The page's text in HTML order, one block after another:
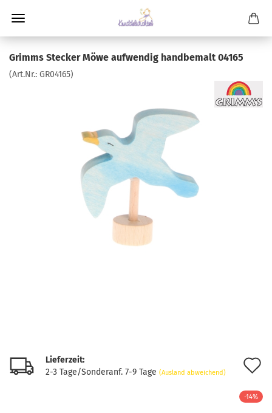
Grimms Stecker Möwe aufwendig handbemalt 04165
(Art.Nr.: GR04165)
Lieferzeit:
2-3 Tage/Sonderanf. 7-9 Tage (Ausland abweichend)
-14%